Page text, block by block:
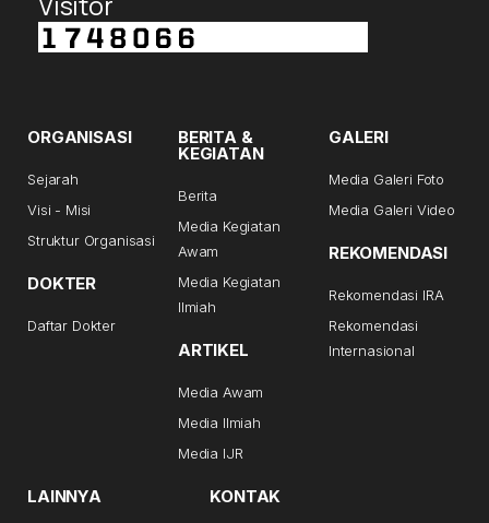
ORGANISASI
Sejarah
Visi - Misi
Struktur Organisasi
DOKTER
Daftar Dokter
BERITA &
KEGIATAN
Berita
Media Kegiatan
Awam
Media Kegiatan
Ilmiah
ARTIKEL
Media Awam
Media Ilmiah
Media IJR
GALERI
Media Galeri Foto
Media Galeri Video
REKOMENDASI
Rekomendasi IRA
Rekomendasi
Internasional
LAINNYA KONTAK